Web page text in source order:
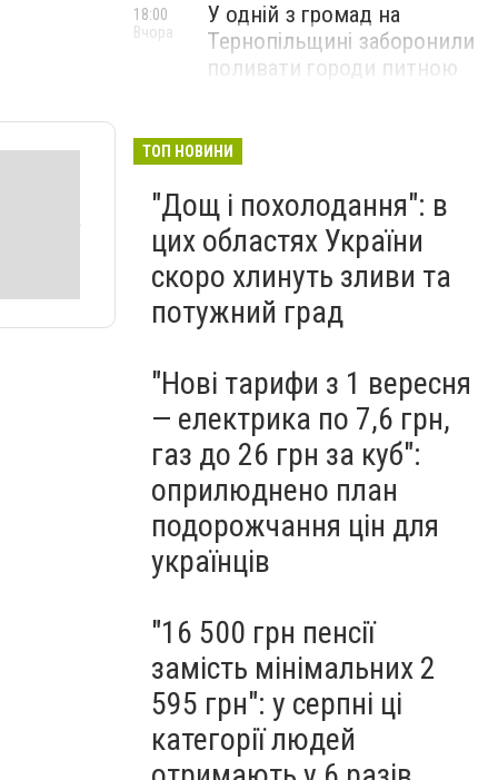
У одній з громад на
Тернопільщині заборонили
поливати городи питною
18:00
Вчора
миті: на Тернопільщині
знешкодили боєприпас
Вчора
ТОП НОВИНИ
"Дощ і похолодання": в
цих областях України
скоро хлинуть зливи та
потужний град
"Нові тарифи з 1 вересня
— електрика по 7,6 грн,
газ до 26 грн за куб":
оприлюднено план
подорожчання цін для
українців
"16 500 грн пенсії
замість мінімальних 2
595 грн": у серпні ці
категорії людей